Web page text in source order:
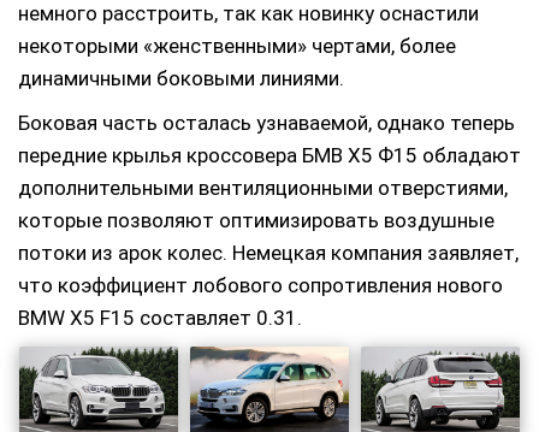
немного расстроить, так как новинку оснастили
некоторыми «женственными» чертами, более
динамичными боковыми линиями.
Боковая часть осталась узнаваемой, однако теперь
передние крылья кроссовера БМВ Х5 Ф15 обладают
дополнительными вентиляционными отверстиями,
которые позволяют оптимизировать воздушные
потоки из арок колес. Немецкая компания заявляет,
что коэффициент лобового сопротивления нового
BMW X5 F15 составляет 0.31.